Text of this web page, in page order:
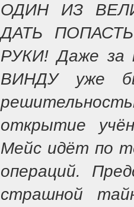
ОДИН ИЗ
ДАТЬ
РУКИ! Даже за
ВИНДУ уже
открытие
Мейс идёт по
операций.
страшной